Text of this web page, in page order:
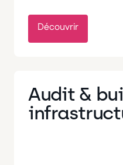
Découvrir
Audit &